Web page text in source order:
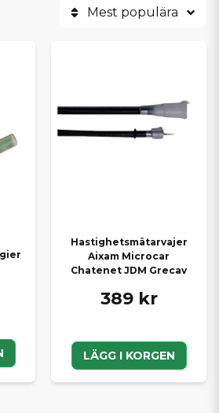
Mest populära
Hastighetsmätarvajer
Aixam Microcar
Chatenet JDM Grecav
389 kr
LÄGG I KORGEN